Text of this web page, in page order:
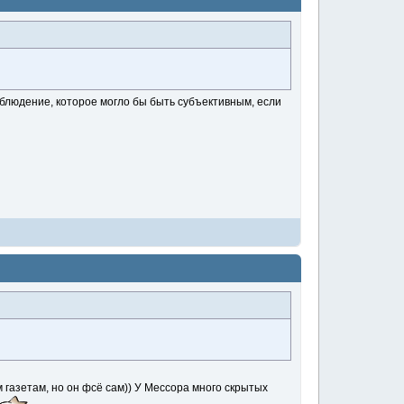
которое могло бы быть субъективным, если
газетам, но он фсё сам)) У Мессора много скрытых